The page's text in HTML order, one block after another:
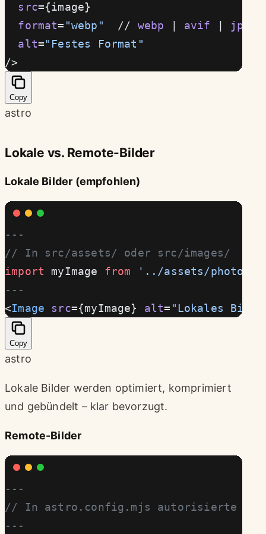
  src
={image}
  format
= "webp"
  //
webp avif jpeg
  alt
="Festes Format"
/>
Copy
astro
Lokale vs. Remote-Bilder
Lokale Bilder (empfohlen)
---
// In src/assets/ oder src/images/
import myImage from '../assets/
---
<Image src={myImage} alt= "Lokales Bild"
Copy
astro
Lokale Bilder werden optimiert, komprimiert
und gebündelt – klar bevorzugt.
Remote-Bilder
---
// In astro.config.mjs autorisierte
---